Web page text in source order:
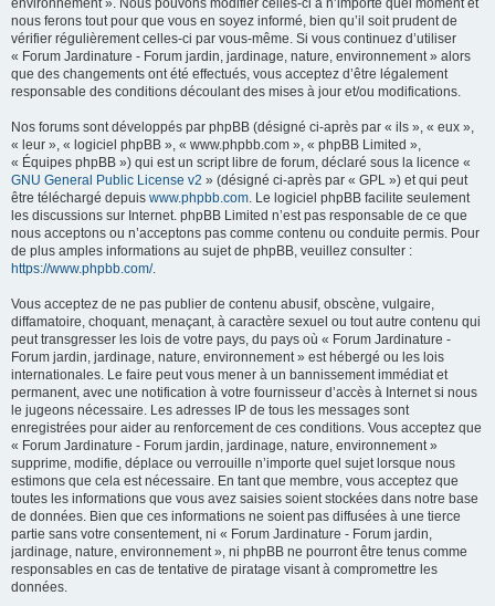
environnement ». Nous pouvons modifier celles-ci à n’importe quel moment et
nous ferons tout pour que vous en soyez informé, bien qu’il soit prudent de
vérifier régulièrement celles-ci par vous-même. Si vous continuez d’utiliser
« Forum Jardinature - Forum jardin, jardinage, nature, environnement » alors
que des changements ont été effectués, vous acceptez d’être légalement
responsable des conditions découlant des mises à jour et/ou modifications.
Nos forums sont développés par phpBB (désigné ci-après par « ils », « eux »,
« leur », « logiciel phpBB », « www.phpbb.com », « phpBB Limited »,
« Équipes phpBB ») qui est un script libre de forum, déclaré sous la licence «
GNU General Public License v2 » (désigné ci-après par « GPL ») et qui peut
être téléchargé depuis www.phpbb.com. Le logiciel phpBB facilite seulement
les discussions sur Internet. phpBB Limited n’est pas responsable de ce que
nous acceptons ou n’acceptons pas comme contenu ou conduite permis. Pour
de plus amples informations au sujet de phpBB, veuillez consulter :
https://www.phpbb.com/.
Vous acceptez de ne pas publier de contenu abusif, obscène, vulgaire,
diffamatoire, choquant, menaçant, à caractère sexuel ou tout autre contenu qui
peut transgresser les lois de votre pays, du pays où « Forum Jardinature -
Forum jardin, jardinage, nature, environnement » est hébergé ou les lois
internationales. Le faire peut vous mener à un bannissement immédiat et
permanent, avec une notification à votre fournisseur d’accès à Internet si nous
le jugeons nécessaire. Les adresses IP de tous les messages sont
enregistrées pour aider au renforcement de ces conditions. Vous acceptez que
« Forum Jardinature - Forum jardin, jardinage, nature, environnement »
supprime, modifie, déplace ou verrouille n’importe quel sujet lorsque nous
estimons que cela est nécessaire. En tant que membre, vous acceptez que
toutes les informations que vous avez saisies soient stockées dans notre base
de données. Bien que ces informations ne soient pas diffusées à une tierce
partie sans votre consentement, ni « Forum Jardinature - Forum jardin,
jardinage, nature, environnement », ni phpBB ne pourront être tenus comme
responsables en cas de tentative de piratage visant à compromettre les
données.